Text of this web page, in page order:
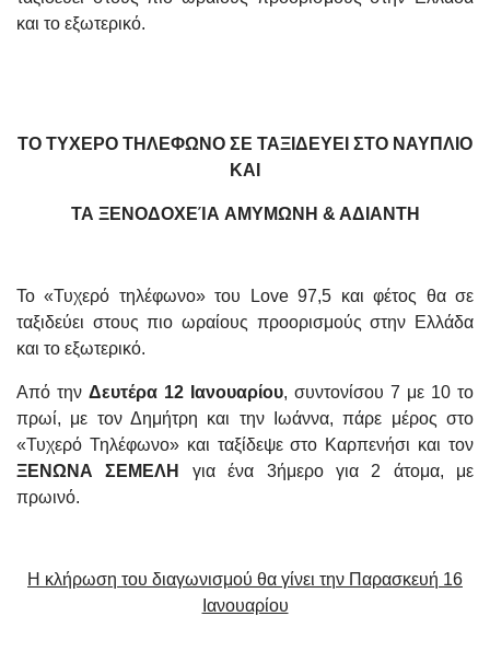
και το εξωτερικό.
ΤΟ ΤΥΧΕΡΟ ΤΗΛΕΦΩΝΟ ΣΕ ΤΑΞΙΔΕΥΕΙ ΣΤΟ ΝΑΥΠΛΙΟ
ΚΑΙ
ΤΑ ΞΕΝΟΔΟΧΕΊΑ ΑΜΥΜΩΝΗ & ΑΔΙΑΝΤΗ
Το «Τυχερό τηλέφωνο» του Love 97,5 και φέτος θα σε
ταξιδεύει στους πιο ωραίους προορισμούς στην Ελλάδα
και το εξωτερικό.
Από την Δευτέρα 12 Ιανουαρίου, συντονίσου 7 με 10 το
πρωί, με τον Δημήτρη και την Ιωάννα, πάρε μέρος στο
«Τυχερό Τηλέφωνο» και ταξίδεψε στο Καρπενήσι και τον
ΞΕΝΩΝΑ ΣΕΜΕΛΗ
για ένα 3ήμερο για 2 άτομα, με
πρωινό.
Η κλήρωση του διαγωνισμού θα γίνει την Παρασκευή 16
Ιανουαρίου